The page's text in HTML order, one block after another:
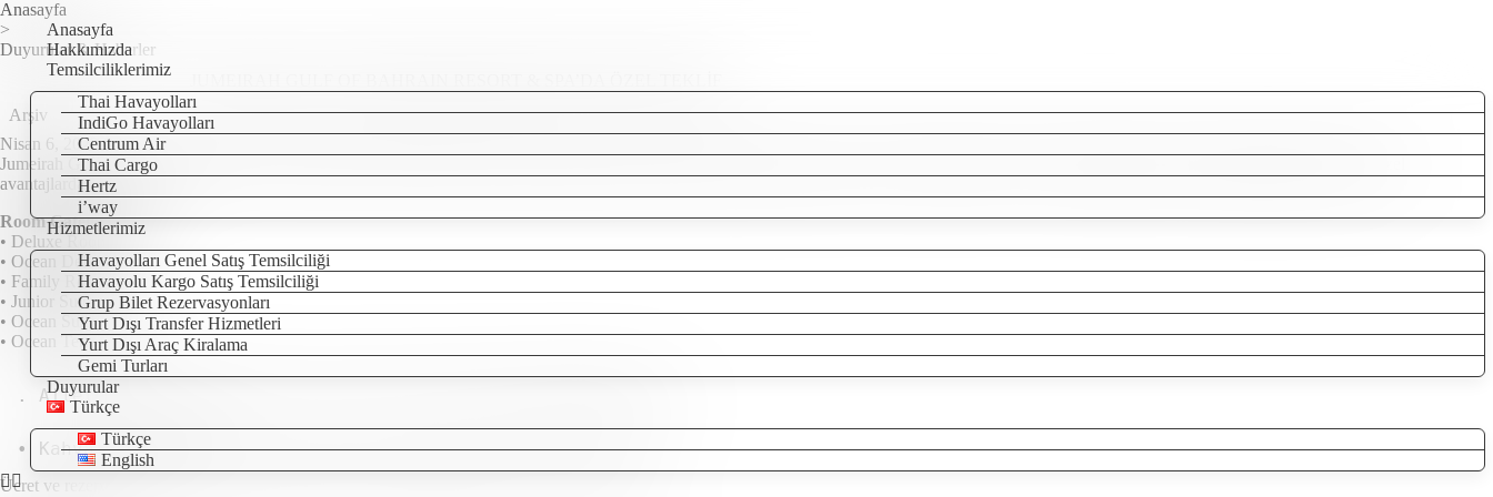
Anasayfa
Hakkımızda
Temsilciliklerimiz
Thai Havayolları
IndiGo Havayolları
Centrum Air
Thai Cargo
Hertz
i’way
Hizmetlerimiz
Havayolları Genel Satış Temsilciliği
Havayolu Kargo Satış Temsilciliği
Grup Bilet Rezervasyonları
Yurt Dışı Transfer Hizmetleri
Yurt Dışı Araç Kiralama
Gemi Turları
Duyurular
Türkçe
Türkçe
English
Anasayfa
>
Duyurular & Haberler
Arşiv
Nisan 6, 2023
Jumeirah Gulf of Bahrain Resort & Spa’da kumsalın keyfini çıkarmak için unutulmaz bir bayram tatili rezervasyonu yapın . Oda ve süitlerde %15’e varan indirimin yanı sıra konaklamanız boyunca özel
avantajlardan yararlanın.
Room Category
• Deluxe Room
• Ocean Deluxe Room
• Family Room
• Junior Suite
• Ocean Suite
• Ocean Terrace Suite
. Aileler için bağlantılı odalar (doluluk durumuna bağlıdır).
• Kahvaltı dahil.
Ücret ve rezervasyon için Airep Otel departmanı ile irtibata geçebilirsiniz. 02123342925 ve 26.